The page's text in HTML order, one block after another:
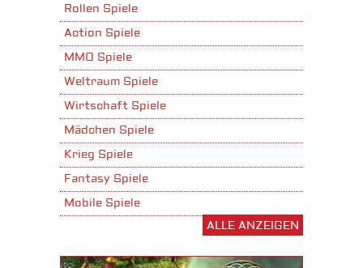
Rollen Spiele
Action Spiele
MMO Spiele
Weltraum Spiele
Wirtschaft Spiele
Mädchen Spiele
Krieg Spiele
Fantasy Spiele
Mobile Spiele
ALLE ANZEIGEN